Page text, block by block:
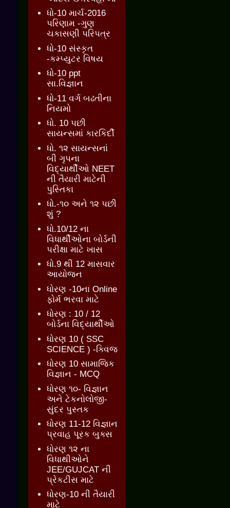
ધો-10 માર્ચ-2016
પરિણામ -ગુણ
ચકાસણી પરિપત્ર
ધો-10 સંસ્કૃત
-કમ્પ્યુટર વિષય
ધો-10 ppt
સા.વિજ્ઞાન
ધો-11 વર્ગ બઢતીના
નિયમો
ધો. 10 પછી
સાયન્સમાં કારકિર્દી
ધો. ૧૨ સાયન્સનાં
બી ગૃપના
વિદ્યાર્થીઓ NEET
ની તૈયારી માટેની
પુસ્તિકા
ધો.-૧૦ અને ૧૨ પછી
શું ?
ધો.10/12 ના
વિધાર્થીઓના બોર્ડની
પરીક્ષા માટે ખાસ
ધો.9 થી 12 માસવાર
આયોજન
ધોરણ -10ના Online
ફોર્મ ભરવા માટે
ધોરણ : 10 / 12
બોર્ડના વિદ્યાર્થીઓ
ધોરણ 10 ( SSC
SCIENCE ) -ક્વિજ
ધોરણ 10 સામાજિક
વિજ્ઞાન - MCQ
ધોરણ ૧૦- વિજ્ઞાન
અને ટેકનોલોજી-
સુંદર પુસ્તક
ધોરણ 11-12 વિજ્ઞાન
પ્રવાહ પૂરક બુક્સ
ધોરણ ૧૨ ના
વિધાથીઓને
JEE/GUJCAT ની
પ્રેકટીસ માટે
ધોરણ-10 ની તૈયારી
માટે